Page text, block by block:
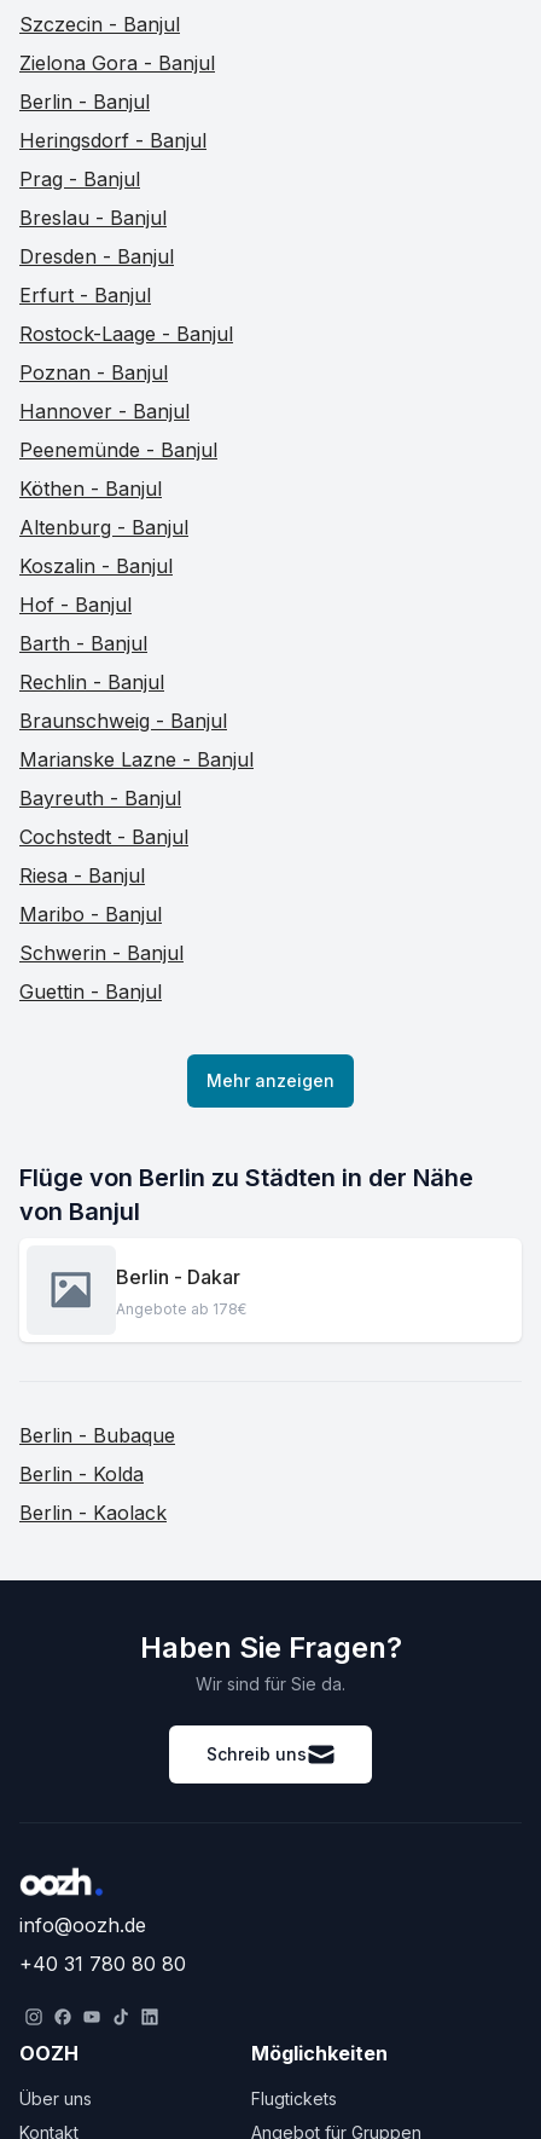
Szczecin - Banjul
Zielona Gora - Banjul
Berlin - Banjul
Heringsdorf - Banjul
Prag - Banjul
Breslau - Banjul
Dresden - Banjul
Erfurt - Banjul
Rostock-Laage - Banjul
Poznan - Banjul
Hannover - Banjul
Peenemünde - Banjul
Köthen - Banjul
Altenburg - Banjul
Koszalin - Banjul
Hof - Banjul
Barth - Banjul
Rechlin - Banjul
Braunschweig - Banjul
Marianske Lazne - Banjul
Bayreuth - Banjul
Cochstedt - Banjul
Riesa - Banjul
Maribo - Banjul
Schwerin - Banjul
Guettin - Banjul
Mehr anzeigen
Flüge von Berlin zu Städten in der Nähe
von Banjul
Berlin - Dakar
Angebote ab 178€
Berlin - Bubaque
Berlin - Kolda
Berlin - Kaolack
Haben Sie Fragen?
Wir sind für Sie da.
Schreib uns
info@oozh.de
+40 31 780 80 80
OOZH
Über uns
Kontakt
Möglichkeiten
Flugtickets
Angebot für Gruppen